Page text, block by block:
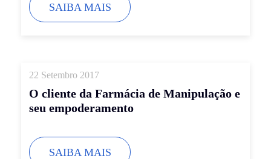
SAIBA MAIS
22 Setembro 2017
O cliente da Farmácia de Manipulação e
seu empoderamento
SAIBA MAIS